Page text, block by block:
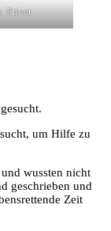
Privat
um Hilfe zu
wussten nicht
geschrieben und
Zeit